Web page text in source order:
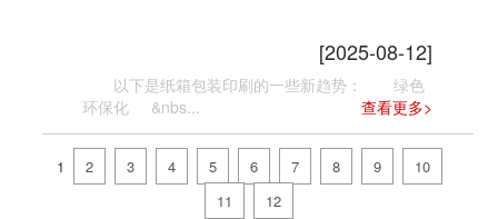
[2025-08-12]
以下是纸箱包装印刷的一些新趋势： 绿色
环保化 &nbs...
查看更多>
1 2 3 4 5 6 7 8 9
10
11
12